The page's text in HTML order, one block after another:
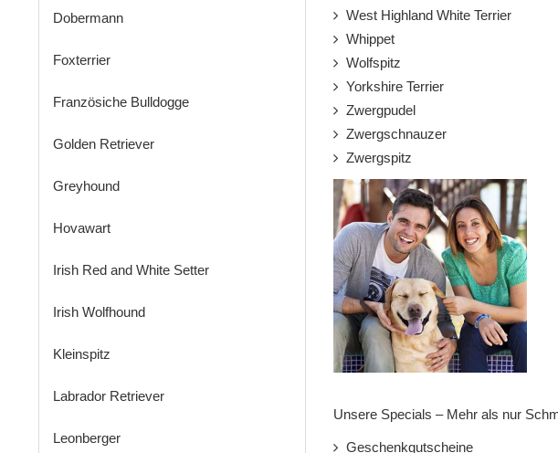
West Highland White Terrier
Whippet
Wolfspitz
Yorkshire Terrier
Zwergpudel
Zwergschnauzer
Zwergspitz
Unsere Specials – Mehr als nur
Geschenkgutscheine
Dobermann
Foxterrier
Französiche Bulldogge
Golden Retriever
Greyhound
Hovawart
Irish Red and White Setter
Irish Wolfhound
Kleinspitz
Labrador Retriever
Leonberger